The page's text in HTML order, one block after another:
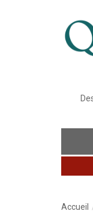
Accueil